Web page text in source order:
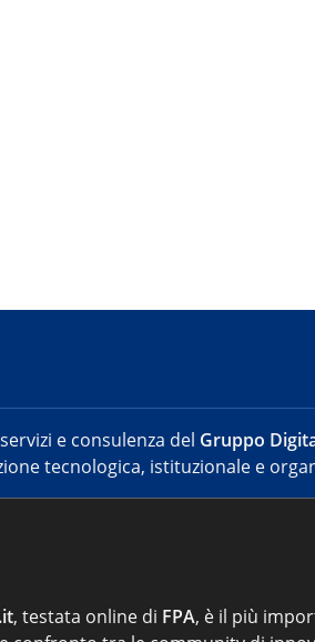
e consulenza del Gruppo
tecnologica, istituzionale e
, testata online di FPA, è il più